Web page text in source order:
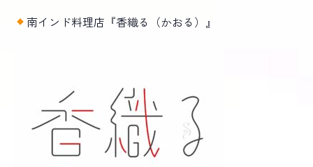
南インド料理店『香織る（かおる）』